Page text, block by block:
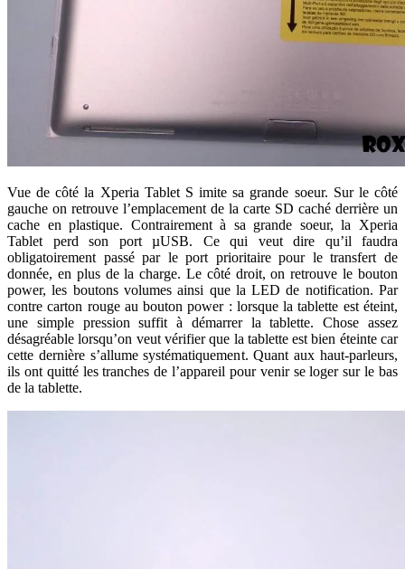
Vue de côté la Xperia Tablet S imite sa grande soeur. Sur le côté
gauche on retrouve l’emplacement de la carte SD caché derrière un
cache en plastique. Contrairement à sa grande soeur, la Xperia
Tablet perd son port µUSB. Ce qui veut dire qu’il faudra
obligatoirement passé par le port prioritaire pour le transfert de
donnée, en plus de la charge. Le côté droit, on retrouve le bouton
power, les boutons volumes ainsi que la LED de notification. Par
contre carton rouge au bouton power : lorsque la tablette est éteint,
une simple pression suffit à démarrer la tablette. Chose assez
désagréable lorsqu’on veut vérifier que la tablette est bien éteinte car
cette dernière s’allume systématiquement. Quant aux haut-parleurs,
ils ont quitté les tranches de l’appareil pour venir se loger sur le bas
de la tablette.